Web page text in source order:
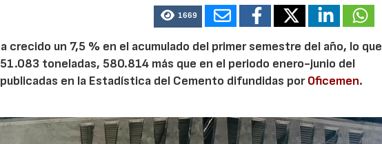
1669
crecido un 7,5 % en el acumulado del primer semestre del año, lo que
toneladas, 580.814 más que en el periodo enero-junio del
en la Estadística del Cemento difundidas porOficemen.